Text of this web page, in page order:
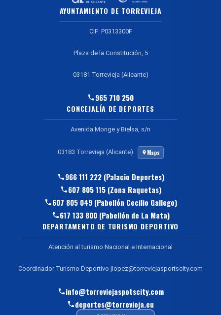
AYUNTAMIENTO DE TORREVIEJA
CIF: P0313300F
Plaza de la Constitución, 5
03181 Torrevieja (Alicante)
965 710 250
CONCEJALÍA DE DEPORTES
Avenida Monge y Bielsa, s/n
03183 Torrevieja (Alicante) Maps
966 111 222 (Palacio Deportes)
607 805 115 (Zona Raquetas)
607 805 049 (Pabellón Cecilio Gallego)
617 133 800 (Pabellón de La Mata)
DEPARTAMENTO DE TURISMO DEPORTIVO
Atención al turismo Nacional e Internacional
Coordinador Turismo Deportivo jlopez@torreviejasportscity.com
info@torreviejaspotscity.com
deportes@torrevieja.eu